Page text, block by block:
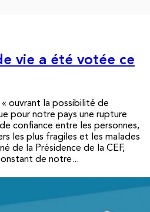
vie a été votée ce
ouvrant la possibilité de
pour notre pays une rupture
confiance entre les personnes,
les plus fragiles et les malades
de la Présidence de la CEF,
de notre...